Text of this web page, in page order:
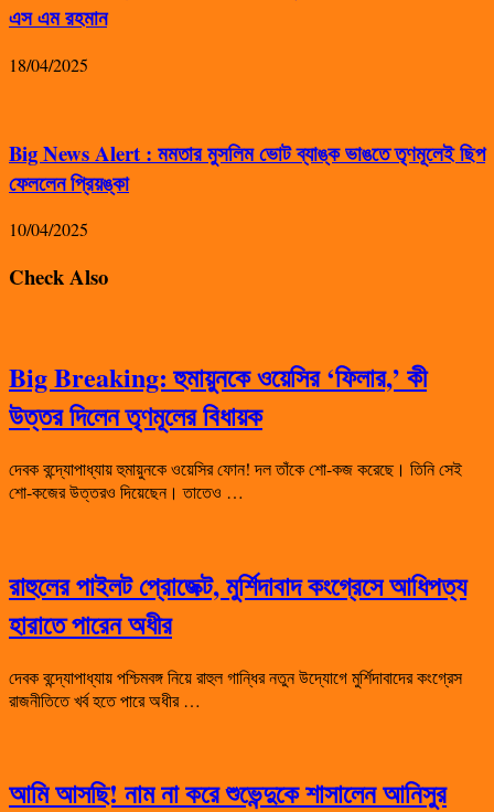
এস এম রহমান
18/04/2025
Big News Alert : মমতার মুসলিম ভোট ব্যাঙ্ক ভাঙতে তৃণমূলেই ছিপ
ফেললেন প্রিয়ঙ্কা
10/04/2025
Check Also
Big Breaking: হুমায়ুনকে ওয়েসির ‘ফিলার,’ কী
উত্তর দিলেন তৃণমূলের বিধায়ক
দেবক বন্দ্যোপাধ্যায় হুমায়ুনকে ওয়েসির ফোন! দল তাঁকে শো-কজ করেছে। তিনি সেই
শো-কজের উত্তরও দিয়েছেন। তাতেও …
রাহুলের পাইলট প্রোজেক্ট, মুর্শিদাবাদ কংগ্রেসে আধিপত্য
হারাতে পারেন অধীর
দেবক বন্দ্যোপাধ্যায় পশ্চিমবঙ্গ নিয়ে রাহুল গান্ধির নতুন উদ্যোগে মুর্শিদাবাদের কংগ্রেস
রাজনীতিতে খর্ব হতে পারে অধীর …
আমি আসছি! নাম না করে শুভেন্দুকে শাসালেন আনিসুর